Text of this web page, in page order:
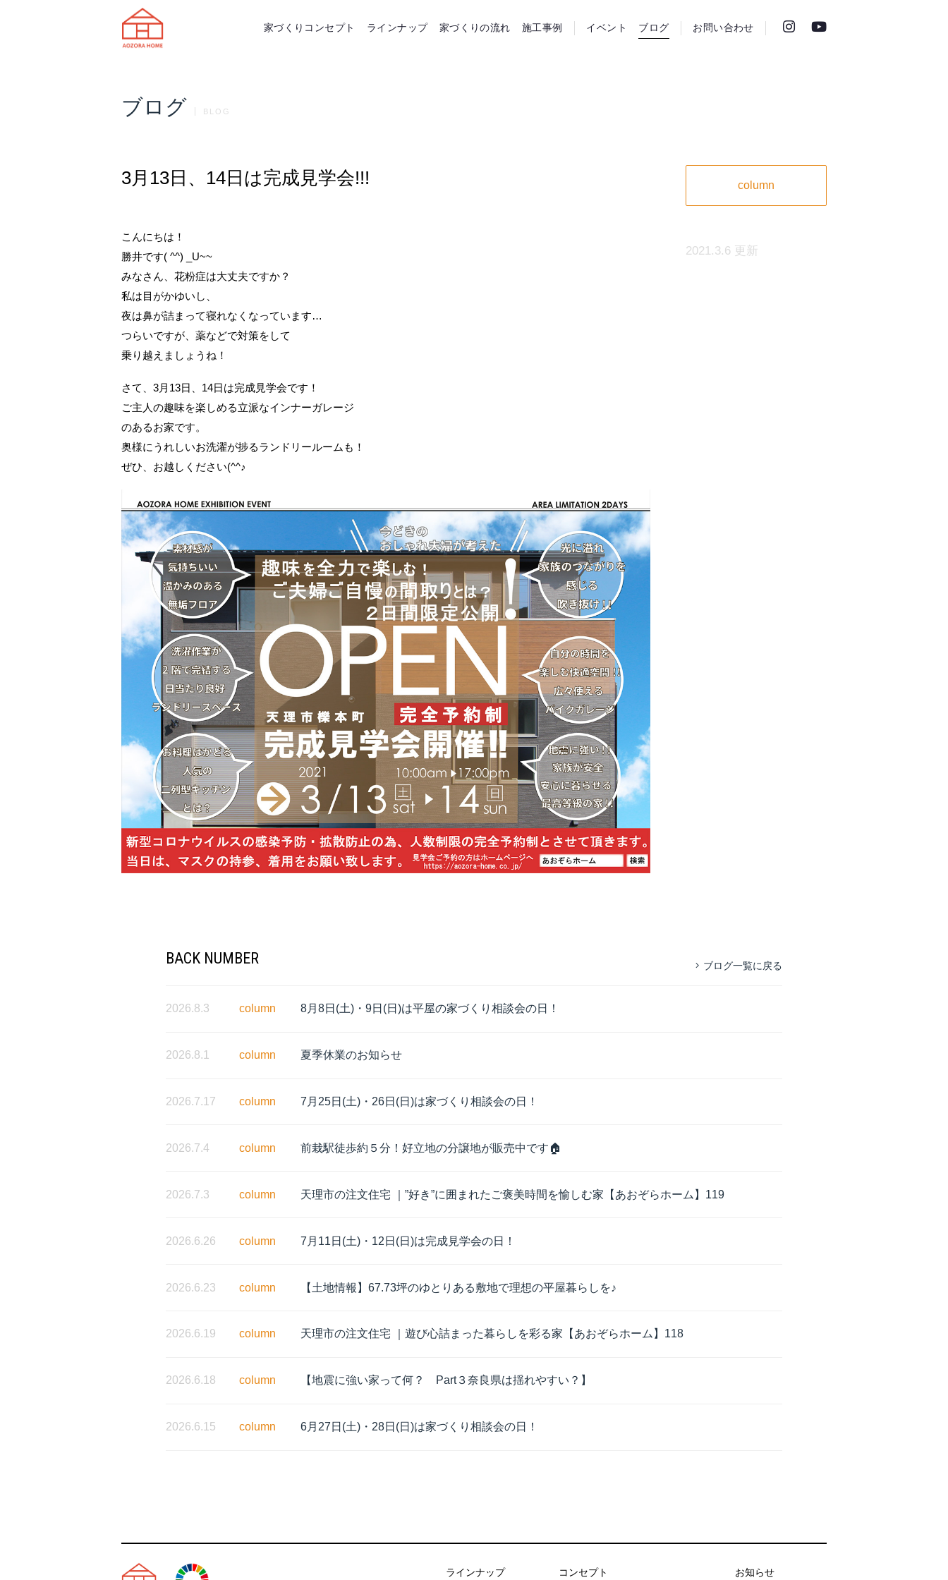
家づくりコンセプト
ラインナップ 家づくりの流れ 施工事例 イベント ブログ お問い合わせ
ブログ BLOG
3月13日、14日は完成見学会!!!
こんにちは！
勝井です( ^^) _U~~
みなさん、花粉症は大丈夫ですか？
私は目がかゆいし、
夜は鼻が詰まって寝れなくなっています…
つらいですが、薬などで対策をして
乗り越えましょうね！
さて、3月13日、14日は完成見学会です！
ご主人の趣味を楽しめる立派なインナーガレージ
のあるお家です。
奥様にうれしいお洗濯が捗るランドリールームも！
ぜひ、お越しください(^^♪
column
2021.3.6 更新
BACK NUMBER ブログ一覧に戻る
2026.8.3 column 8月8日(土)・9日(日)は平屋の家づくり相談会の日！
2026.8.1 column 夏季休業のお知らせ
2026.7.17 column 7月25日(土)・26日(日)は家づくり相談会の日！
2026.7.4 column 前栽駅徒歩約５分！好立地の分譲地が販売中です🏠
2026.7.3 column 天理市の注文住宅 ｜”好き”に囲まれたご褒美時間を愉しむ家【あおぞらホーム】119
2026.6.26 column 7月11日(土)・12日(日)は完成見学会の日！
2026.6.23 column 【土地情報】67.73坪のゆとりある敷地で理想の平屋暮らしを♪
2026.6.19 column 天理市の注文住宅 ｜遊び心詰まった暮らしを彩る家【あおぞらホーム】118
2026.6.18 column 【地震に強い家って何？ Part３奈良県は揺れやすい？】
2026.6.15 column 6月27日(土)・28日(日)は家づくり相談会の日！
天理市の注文住宅は株式会社あおぞらホーム ラインナップ コンセプト お知らせ